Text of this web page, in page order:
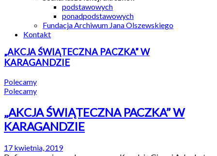
podstawowych
ponadpodstawowych
Fundacja Archiwum Jana Olszewskiego
Kontakt
„AKCJA ŚWIĄTECZNA PACZKA” W
KARAGANDZIE
Polecamy
Polecamy
„AKCJA ŚWIĄTECZNA PACZKA” W
KARAGANDZIE
17 kwietnia, 2019